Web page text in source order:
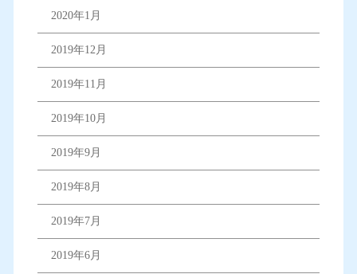
2020年1月
2019年12月
2019年11月
2019年10月
2019年9月
2019年8月
2019年7月
2019年6月